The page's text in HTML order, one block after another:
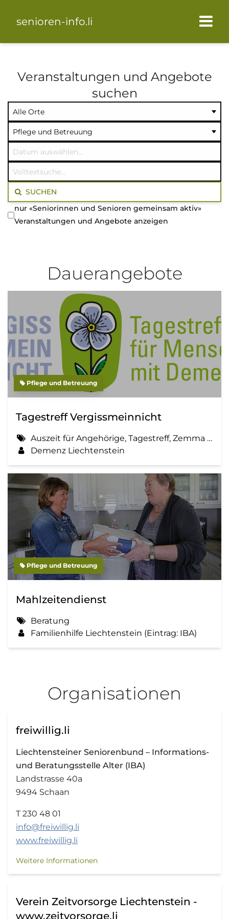
senioren-info.li
Veranstaltungen und Angebote
suchen
auswählen
auswählen
auswählen
Volltextsuche
SUCHEN
nur «Seniorinnen und Senioren gemeinsam aktiv»
Veranstaltungen und Angebote anzeigen
Dauerangebote
Pflege und Betreuung
Tagestreff Vergissmeinnicht
Auszeit für Angehörige, Tagestreff, Zemma tua - Senioren gemeinsam aktiv
Demenz Liechtenstein
Pflege und Betreuung
Mahlzeitendienst
Beratung
Familienhilfe Liechtenstein (Eintrag: IBA)
Organisationen
freiwillig.li
Liechtensteiner Seniorenbund – Informations-
und Beratungsstelle Alter (IBA)
Landstrasse 40a
9494 Schaan
T 230 48 01
info@freiwillig.li
www.freiwillig.li
Weitere Informationen
Verein Zeitvorsorge Liechtenstein -
www.zeitvorsorge.li